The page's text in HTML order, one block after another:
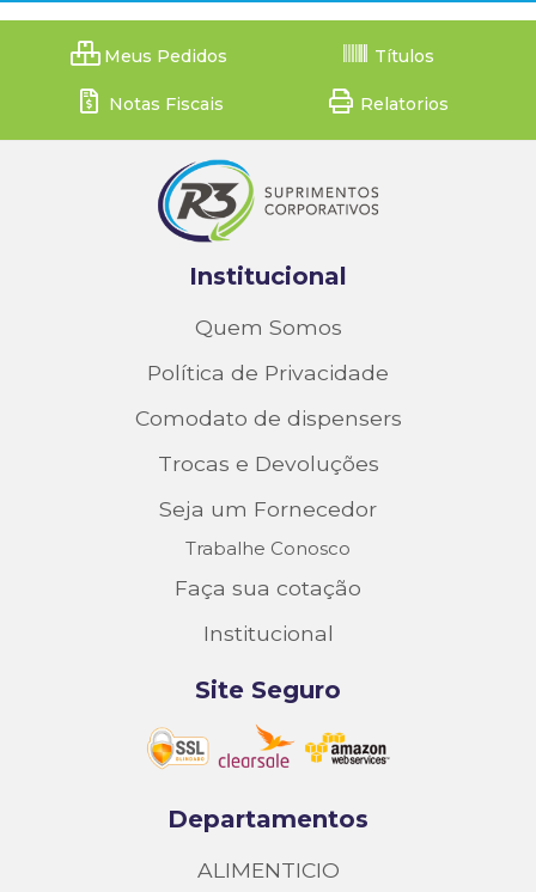
Meus Pedidos Títulos
Notas Fiscais Relatorios
Institucional
Quem Somos
Política de Privacidade
Comodato de dispensers
Trocas e Devoluções
Seja um Fornecedor
Trabalhe Conosco
Faça sua cotação
Institucional
Site Seguro
Departamentos
ALIMENTICIO